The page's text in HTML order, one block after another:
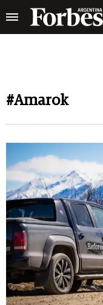
#Amarok